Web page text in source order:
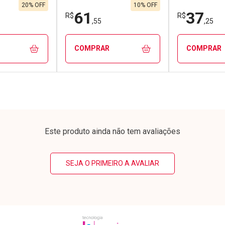
cada
cada
Por R$ 133,93/cada
Por R$ 133,93/cada
Por R$
20% OFF
R$61 ,55
10% OFF
COMPRAR
R$37,25
COMPRAR
Este produto ainda não tem avaliações
SEJA O PRIMEIRO A AVALIAR